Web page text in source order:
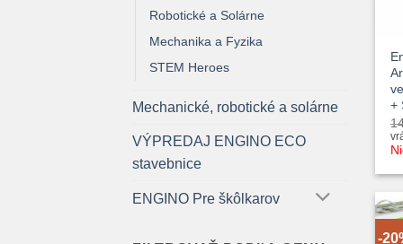
Robotické a Solárne
Mechanika a Fyzika
STEM Heroes
Mechanické, robotické a solárne
VÝPREDAJ ENGINO ECO
stavebnice
ENGINO Pre škôlkarov
+
-